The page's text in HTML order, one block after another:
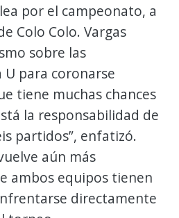
por el campeonato, a
Colo Colo. Vargas
sobre las
U para coronarse
tiene muchas chances
la responsabilidad de
partidos”, enfatizó.
aún más
ambos equipos tienen
directamente